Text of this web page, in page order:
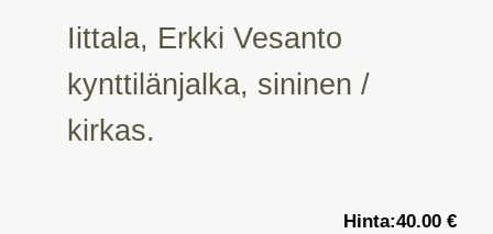
Iittala, Erkki Vesanto
kynttilänjalka, sininen /
kirkas.
Hinta:40.00 €